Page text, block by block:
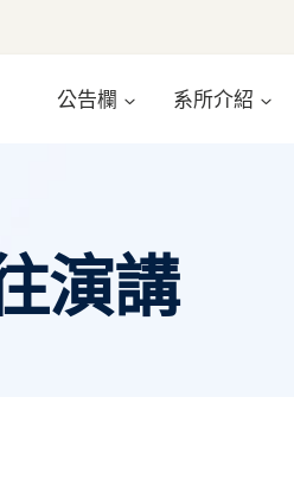
公告欄 系所介紹
演講